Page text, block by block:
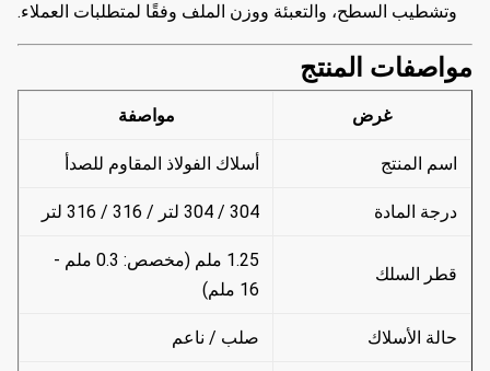
وتشطيب السطح، والتعبئة ووزن الملف وفقًا لمتطلبات العملاء.
مواصفات المنتج
غرض مواصفة
اسم المنتج أسلاك الفولاذ المقاوم للصدأ
درجة المادة 304 / 304 لتر / 316 / 316 لتر
قطر السلك
1.25 ملم (مخصص: 0.3 ملم -
16 ملم)
حالة الأسلاك صلب / ناعم